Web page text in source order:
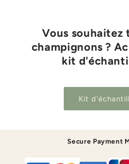
Vous souhaitez
champignons ?
kit
Kit
Secure Payment